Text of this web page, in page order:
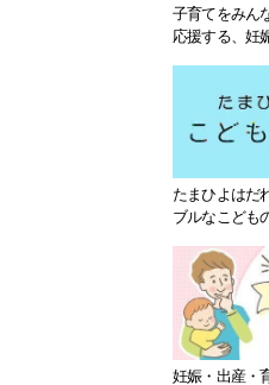
子育てをみん
応援する、妊
たまひよはだ
ブルなこども
妊娠・出産・